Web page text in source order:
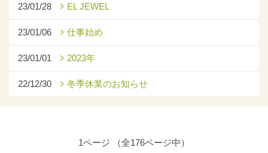
23/01/28 EL JEWEL
23/01/06 仕事始め
23/01/01 2023年
22/12/30 冬季休業のお知らせ
1ページ （全176ページ中）